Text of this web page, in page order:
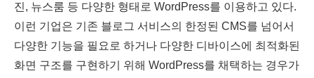
진, 뉴스룸 등 다양한 형태로 WordPress를 이용하고 있다.
이런 기업은 기존 블로그 서비스의 한정된 CMS를 넘어서
다양한 기능을 필요로 하거나 다양한 디바이스에 최적화된
화면 구조를 구현하기 위해 WordPress를 채택하는 경우가